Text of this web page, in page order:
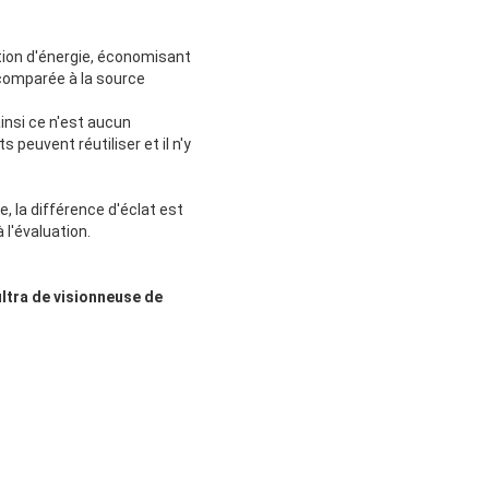
d'énergie, économisant
à la source
ce n'est aucun
peuvent réutiliser et il n'y
la différence d'éclat est
l'évaluation.
de visionneuse de